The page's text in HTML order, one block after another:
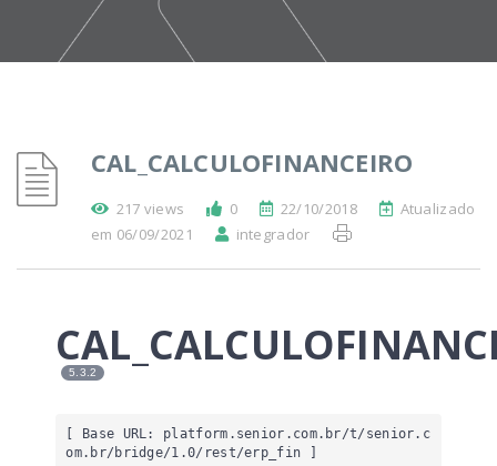
CAL_CALCULOFINANCEIRO
217 views 0 22/10/2018
Atualizado
em 06/09/2021
integrador
5.3.2
[ Base URL: platform.senior.com.br/t/senior.c
om.br/bridge/1.0/rest/erp_fin ]